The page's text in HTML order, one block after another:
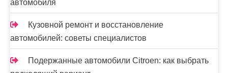
автомобиля
Кузовной ремонт и восстановление
автомобилей: советы специалистов
Подержанные автомобили Citroen: как выбрать